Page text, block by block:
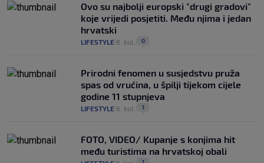
Ovo su najbolji europski "drugi gradovi"
koje vrijedi posjetiti. Među njima i jedan
hrvatski
LIFESTYLE 6. kol. 0
Prirodni fenomen u susjedstvu pruža
spas od vrućina, u špilji tijekom cijele
godine 11 stupnjeva
LIFESTYLE 6. kol. 1
FOTO, VIDEO/ Kupanje s konjima hit
među turistima na hrvatskoj obali